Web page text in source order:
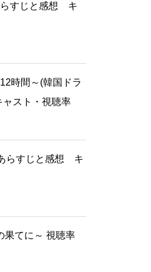
すじと感想 キ
時間～(韓国ドラ
スト・視聴率
らすじと感想 キ
果てに～ 視聴率